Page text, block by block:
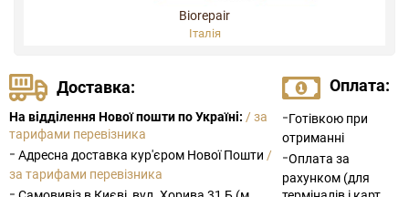
Biorepair
Італія
Доставка:
На відділення Нової пошти по Україні: / за
тарифами перевізника
- Адресна доставка кур'єром Нової Пошти /
за тарифами перевізника
Оплата:
-Готівкою при
отриманні
-Оплата за
рахунком (для